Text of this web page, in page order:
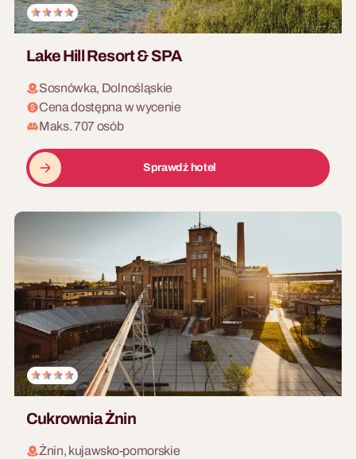
Lake Hill Resort & SPA
Sosnówka, Dolnośląskie
Cena dostępna w wycenie
Maks. 707 osób
Sprawdź hotel
Cukrownia Żnin
Żnin, kujawsko-pomorskie